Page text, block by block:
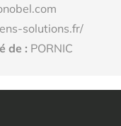
solutions.fr/
de : PORNIC